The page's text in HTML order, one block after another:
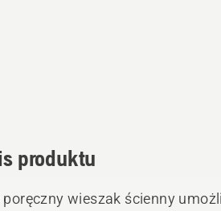
produktu
poręczny wieszak ścienny